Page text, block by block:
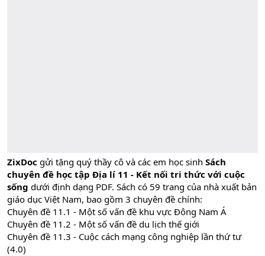
ZixDoc gửi tặng quý thầy cô và các em học sinh Sách
chuyên đề học tập Địa lí 11 - Kết nối tri thức với cuộc
sống dưới định dạng PDF. Sách có 59 trang của nhà xuất bản
giáo dục Việt Nam, bao gồm 3 chuyên đề chính:
Chuyên đề 11.1 - Một số vấn đề khu vực Đông Nam Á
Chuyên đề 11.2 - Một số vấn đề du lịch thế giới
Chuyên đề 11.3 - Cuộc cách mạng công nghiệp lần thứ tư
(4.0)